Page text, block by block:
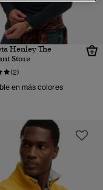
Henley The
Store
(2)
en más colores